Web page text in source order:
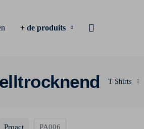
+ de produits
T-Shirts
Proact PA006